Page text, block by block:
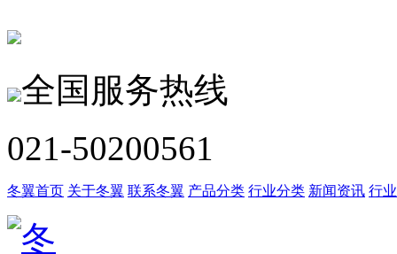
全国服务热线
021-50200561
冬翼首页 关于冬翼 联系冬翼 产品分类 行业分类 新闻资讯 行